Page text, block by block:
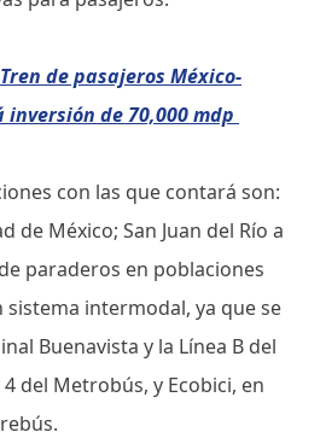
Tren de pasajeros México-
de 70,000 mdp
con las que contará son:
de México; San Juan del Río a
paraderos en poblaciones
sistema intermodal, ya que se
Buenavista y la Línea B del
del Metrobús, y Ecobici, en